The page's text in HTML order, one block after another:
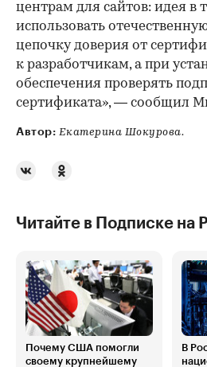
центрам для сайтов: идея в
использовать
цепочку доверия от
к разработчикам, а при
обеспечения проверять
сертификата», — сообщил
Автор: Екатерина Шокурова.
Читайте в Подписке на
Почему США помогли
своему крупнейшему
В